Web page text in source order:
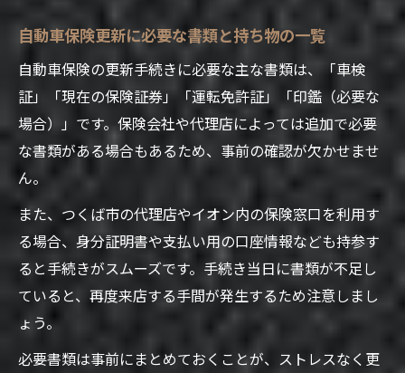
自動車保険更新に必要な書類と持ち物の一覧
自動車保険の更新手続きに必要な主な書類は、「車検
証」「現在の保険証券」「運転免許証」「印鑑（必要な
場合）」です。保険会社や代理店によっては追加で必要
な書類がある場合もあるため、事前の確認が欠かせませ
ん。
また、つくば市の代理店やイオン内の保険窓口を利用す
る場合、身分証明書や支払い用の口座情報なども持参す
ると手続きがスムーズです。手続き当日に書類が不足し
ていると、再度来店する手間が発生するため注意しまし
ょう。
必要書類は事前にまとめておくことが、ストレスなく更